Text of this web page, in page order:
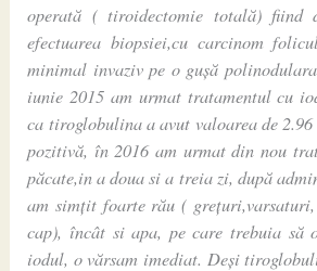
operată ( tiroidectomie totală) fiind
efectuarea biopsiei,cu carcinom
minimal invaziv pe o gușă
iunie 2015 am urmat tratamentul cu
ca tiroglobulina a avut valoarea de
pozitivă, în 2016 am urmat din nou
păcate,in a doua si a treia zi, după
am simțit foarte rău (
cap), încât si apa, pe care trebuia să
iodul, o vărsam imediat. Deși